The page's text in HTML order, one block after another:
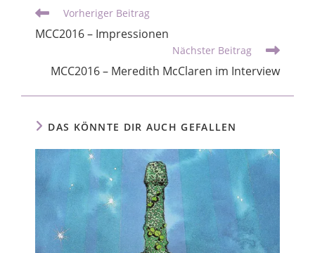
Vorheriger Beitrag
MCC2016 – Impressionen
Nächster Beitrag
MCC2016 – Meredith McClaren im Interview
DAS KÖNNTE DIR AUCH GEFALLEN